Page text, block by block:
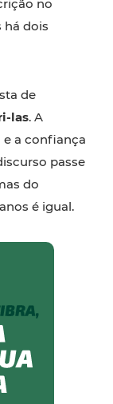
no
há dois
de
las. A
a confiança
passe
do
é igual.